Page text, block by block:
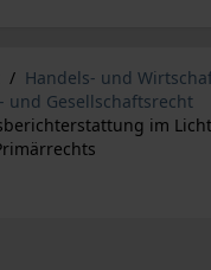
/ Handels- und
und Gesellschaftsrecht
im